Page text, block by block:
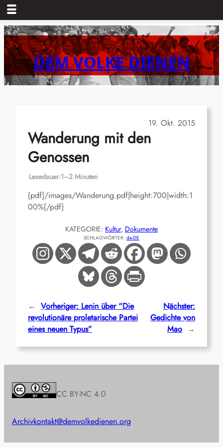
Zum
Inhalt
springenDEM VOLKE DIENEN
19. Okt. 2015
Wanderung mit den
Genossen
Lesedauer:1–2 Minuten
{pdf}/images/Wanderung.pdf|height:700|width:1
00%{/pdf}
KATEGORIE: Kultur, Dokumente
SCHLAGWÖRTER: de-DE
← Vorheriger: Lenin über “Die
revolutionäre proletarische Partei
eines neuen Typus”
Nächster:
Gedichte von
Mao →
CC BY-NC 4.0
Archivkontakt@demvolkedienen.org